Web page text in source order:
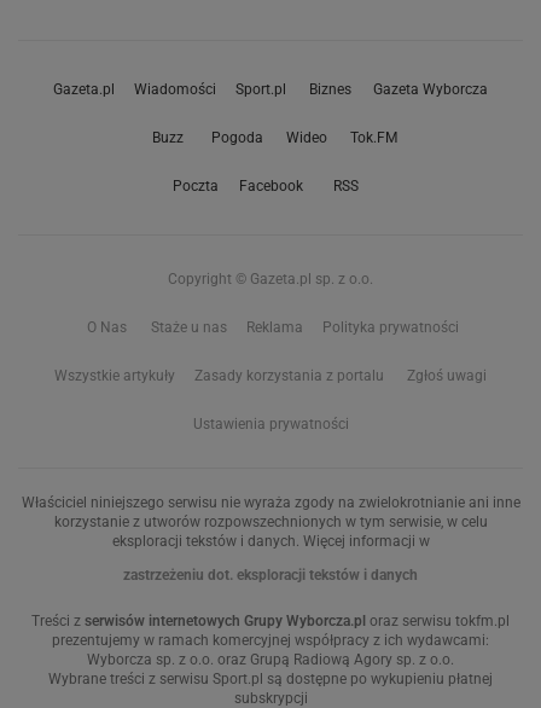
Gazeta.pl Wiadomości Sport.pl Biznes Gazeta Wyborcza
Buzz Pogoda Wideo Tok.FM
Poczta Facebook RSS
Copyright © Gazeta.pl sp. z o.o.
O Nas Staże u nas Reklama Polityka prywatności
Wszystkie artykuły Zasady korzystania z portalu Zgłoś uwagi
Ustawienia prywatności
Właściciel niniejszego serwisu nie wyraża zgody na zwielokrotnianie ani inne
korzystanie z utworów rozpowszechnionych w tym serwisie, w celu
eksploracji tekstów i danych. Więcej informacji w
zastrzeżeniu dot. eksploracji tekstów i danych
Treści z serwisów internetowych Grupy Wyborcza.pl oraz serwisu tokfm.pl
prezentujemy w ramach komercyjnej współpracy z ich wydawcami:
Wyborcza sp. z o.o. oraz Grupą Radiową Agory sp. z o.o.
Wybrane treści z serwisu Sport.pl są dostępne po wykupieniu płatnej
subskrypcji